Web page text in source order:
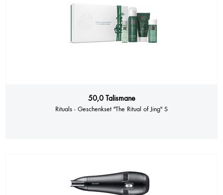
50,0 Talismane
Rituals - Geschenkset "The Ritual of Jing" S